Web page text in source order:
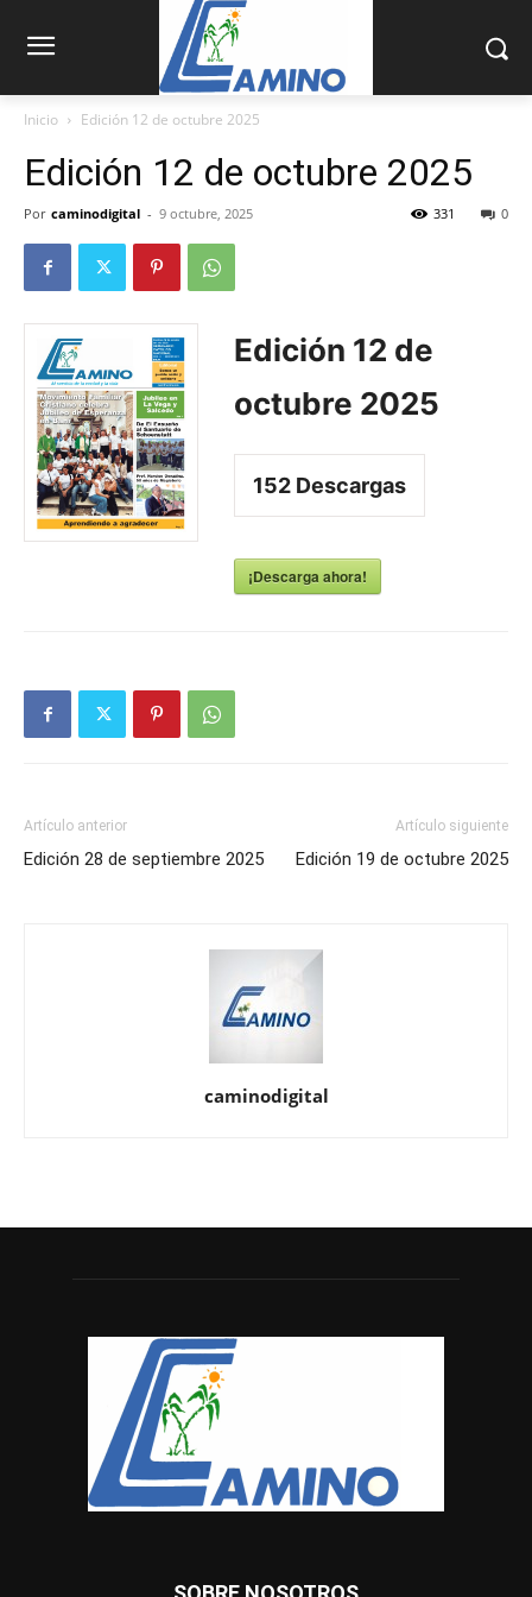
Inicio Edición 12 de octubre 2025
Edición 12 de octubre 2025
Por caminodigital - 9 octubre, 2025 0
331
Edición 12 de
octubre 2025
152Descargas
¡Descarga ahora!
Artículo anterior
Edición 28 de septiembre 2025
Artículo siguiente
Edición 19 de octubre 2025
caminodigital